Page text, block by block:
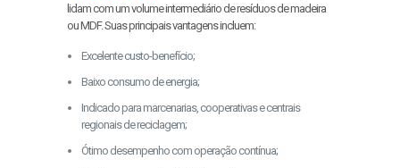
lidam com um volume intermediário de resíduos de madeira
ou MDF. Suas principais vantagens incluem:
Excelente custo-benefício;
Baixo consumo de energia;
Indicado para marcenarias, cooperativas e centrais
regionais de reciclagem;
Ótimo desempenho com operação contínua;